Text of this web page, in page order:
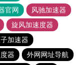
官网
风驰加速器
旋风加速度器
加速器
器
外网网址导航